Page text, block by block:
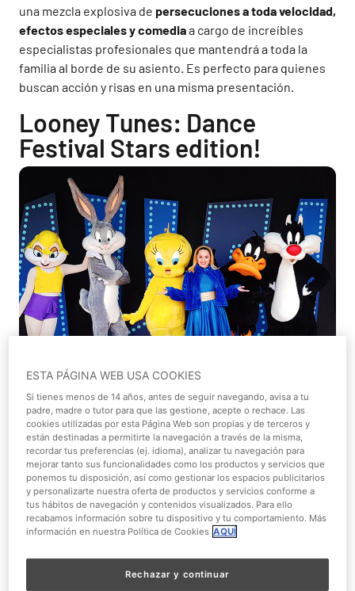
una mezcla explosiva de persecuciones a toda velocidad,
efectos especiales y comediaa cargo de increíbles
especialistas profesionales que mantendrá a toda la
familia al borde de su asiento. Es perfecto para quienes
buscan acción y risas en una misma presentación.
Looney Tunes: Dance
Festival Stars edition!
Únete a Bugs Bunny,Pato Lucas, Piolin y el resto de la
pandilla Looney Tunes en este divertido concurso de
baile, al que los personajes se presentan con la intención
de llevarse el premio.Looney Tunes: Dance Festival
Stars edition!es unaexplosión de energía y música
donde los niños pueden bailar junto a sus personajes
favoritos en un ambiente festivo y lleno de color.
Gotham City™ Stunt Show
ESTA PÁGINA WEB USA COOKIES
Si tienes menos de 14 años, antes de seguir navegando, avisa a tu
padre, madre o tutor para que las gestione, acepte o rechace. Las
cookies utilizadas por esta Página Web son propias y de terceros y
están destinadas a permitirte la navegación a través de la misma,
recordar tus preferencias (ej. idioma), analizar tu navegación para
mejorar tanto sus funcionalidades como los productos y servicios que
ponemos tu disposición, así como gestionar los espacios publicitarios
y personalizarte nuestra oferta de productos y servicios conforme a
tus hábitos de navegación y contenidos visualizados. Para ello
recabamos información sobre tu dispositivo y tu comportamiento. Más
información en nuestra Política de Cookies AQUÍ
Rechazar y continuar